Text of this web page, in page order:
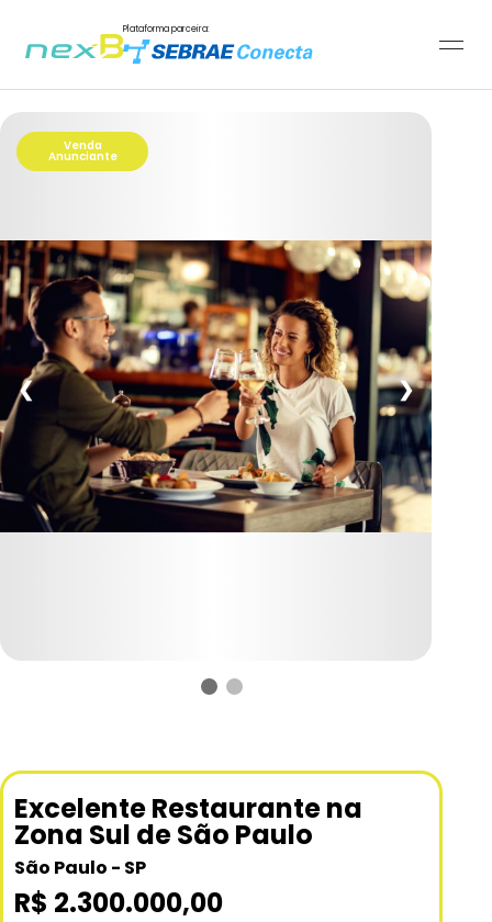
Plataforma parceira:
Venda
Anunciante
❮ ❯
Excelente Restaurante na
Zona Sul de São Paulo
São Paulo - SP
R$ 2.300.000,00